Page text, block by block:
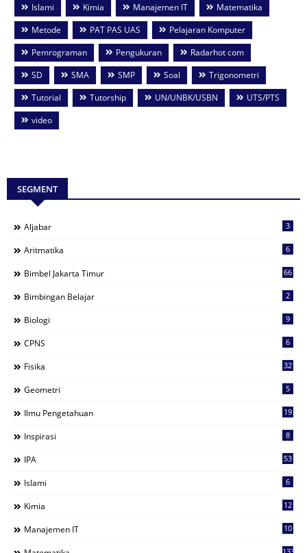
Islami
Kimia Manajemen IT
Matematika
Metode
PAT PAS UAS
Pelajaran Komputer
Pemrograman
Pengukuran
Radarhot com
SD
SMA SMP Soal
Trigonometri
Tutorial
Tutorship UN/UNBK/USBN
UTS/PTS
video
SEGMENT
Aljabar 3
Aritmatika 6
Bimbel Jakarta Timur 66
Bimbingan Belajar 2
Biologi 9
CPNS 6
Fisika 32
Geometri 5
Ilmu Pengetahuan 19
Inspirasi 8
IPA 53
Islami 6
Kimia 12
Manajemen IT 10